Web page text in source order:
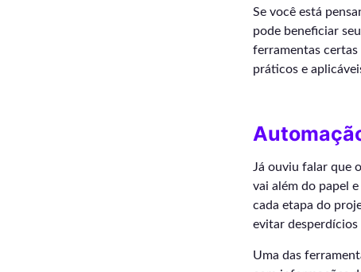
Se você está
pode beneficiar
ferramentas
práticos e
Já ouviu falar que
vai além do papel
cada etapa do
evitar desperdícios
Uma das